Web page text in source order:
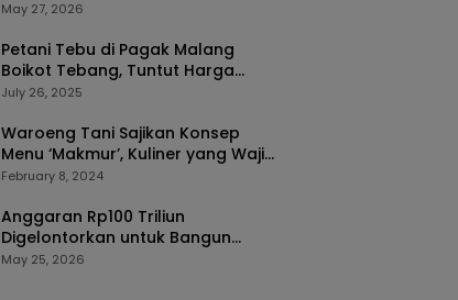
Tewas dan Dua Anak Luka Serius
May 27, 2026
Petani Tebu di Pagak Malang
Boikot Tebang, Tuntut Harga
yang Layak
July 26, 2025
Waroeng Tani Sajikan Konsep
Menu ‘Makmur’, Kuliner yang Wajib
Dikunjungi di Malang
February 8, 2024
Anggaran Rp100 Triliun
Digelontorkan untuk Bangun
Kembali Sumatra, Hunian Korban
May 25, 2026